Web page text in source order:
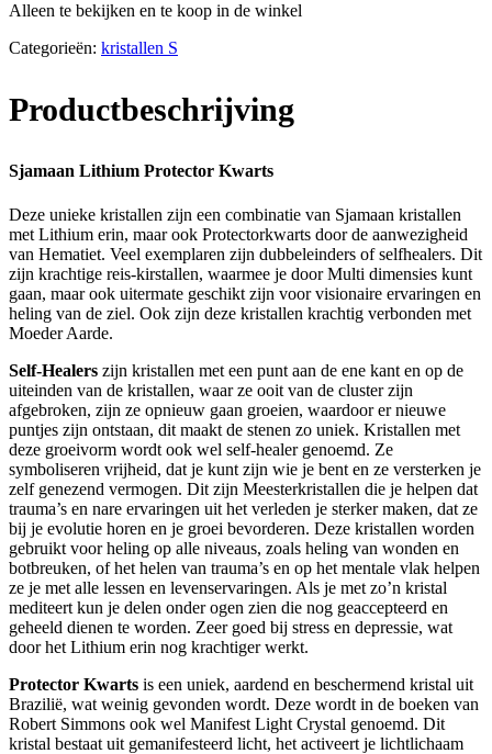
Alleen te bekijken en te koop in de winkel
Categorieën: kristallen S
Productbeschrijving
Sjamaan Lithium Protector Kwarts
Deze unieke kristallen zijn een combinatie van Sjamaan kristallen
met Lithium erin, maar ook Protectorkwarts door de aanwezigheid
van Hematiet. Veel exemplaren zijn dubbeleinders of selfhealers. Dit
zijn krachtige reis-kirstallen, waarmee je door Multi dimensies kunt
gaan, maar ook uitermate geschikt zijn voor visionaire ervaringen en
heling van de ziel. Ook zijn deze kristallen krachtig verbonden met
Moeder Aarde.
Self-Healers zijn kristallen met een punt aan de ene kant en op de
uiteinden van de kristallen, waar ze ooit van de cluster zijn
afgebroken, zijn ze opnieuw gaan groeien, waardoor er nieuwe
puntjes zijn ontstaan, dit maakt de stenen zo uniek. Kristallen met
deze groeivorm wordt ook wel self-healer genoemd. Ze
symboliseren vrijheid, dat je kunt zijn wie je bent en ze versterken je
zelf genezend vermogen. Dit zijn Meesterkristallen die je helpen dat
trauma’s en nare ervaringen uit het verleden je sterker maken, dat ze
bij je evolutie horen en je groei bevorderen. Deze kristallen worden
gebruikt voor heling op alle niveaus, zoals heling van wonden en
botbreuken, of het helen van trauma’s en op het mentale vlak helpen
ze je met alle lessen en levenservaringen. Als je met zo’n kristal
mediteert kun je delen onder ogen zien die nog geaccepteerd en
geheeld dienen te worden. Zeer goed bij stress en depressie, wat
door het Lithium erin nog krachtiger werkt.
Protector Kwarts is een uniek, aardend en beschermend kristal uit
Brazilië, wat weinig gevonden wordt. Deze wordt in de boeken van
Robert Simmons ook wel Manifest Light Crystal genoemd. Dit
kristal bestaat uit gemanifesteerd licht, het activeert je lichtlichaam